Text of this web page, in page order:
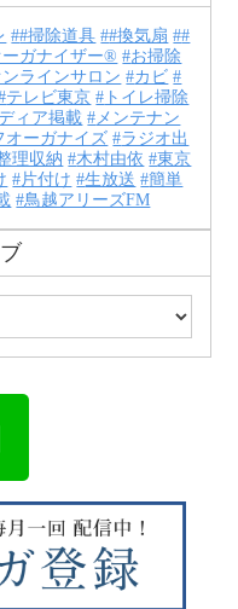
#掃除道具 #換気扇
#
ーガナイザー®
お掃除
ンラインサロン
カビ
テレビ東京
トイレ掃除
ィア掲載
メンテナン
オーガナイズ
ラジオ出
理収納 木村由依
東京
片付け 生放送
簡単
鳥越アリーズFM